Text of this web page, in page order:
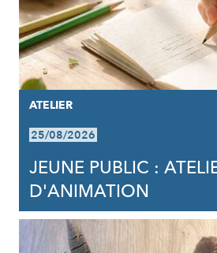
ATELIER
25/08/2026
JEUNE PUBLIC :
D'ANIMATION